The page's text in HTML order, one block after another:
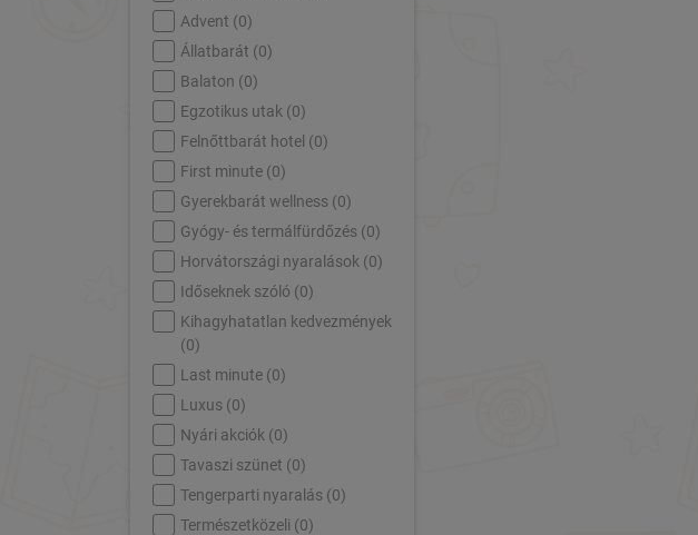
Advent (0)
Állatbarát (0)
Balaton (0)
Egzotikus utak (0)
Felnőttbarát hotel (0)
First minute (0)
Gyerekbarát wellness (0)
Gyógy- és termálfürdőzés (0)
Horvátországi nyaralások (0)
Időseknek szóló (0)
Kihagyhatatlan kedvezmények
(0)
Last minute (0)
Luxus (0)
Nyári akciók (0)
Tavaszi szünet (0)
Tengerparti nyaralás (0)
Természetközeli (0)